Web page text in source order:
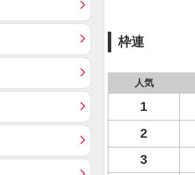
枠連
人気
1
2
3